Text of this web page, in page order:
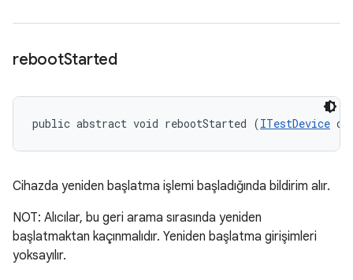
rebootStarted
public abstract void rebootStarted (ITestDevice
Cihazda yeniden başlatma işlemi başladığında bildirim alır.
NOT: Alıcılar, bu geri arama sırasında yeniden
başlatmaktan kaçınmalıdır. Yeniden başlatma girişimleri
yoksayılır.